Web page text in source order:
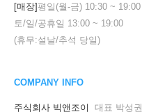
[매장]평일(월-금) 10:30 ~ 19:00
토/일/공휴일 13:00 ~ 19:00
(휴무:설날/추석 당일)
COMPANY INFO
주식회사 빅앤조이 대표 박성권